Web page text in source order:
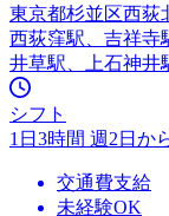
東京都杉並区西荻
西荻窪駅、吉祥寺
井草駅、上石神井
シフト
1日3時間 週2日か
交通費支給
未経験OK